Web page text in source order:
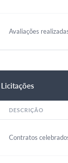
Avaliações
DESCRIÇÃO
Contratos